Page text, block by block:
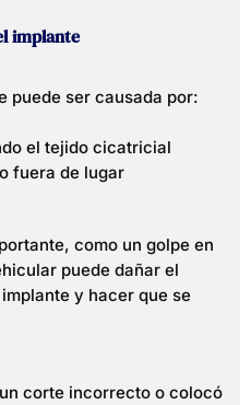
implante
puede ser causada por:
el tejido cicatricial
fuera de lugar
como un golpe en
puede dañar el
y hacer que se
corte incorrecto o colocó